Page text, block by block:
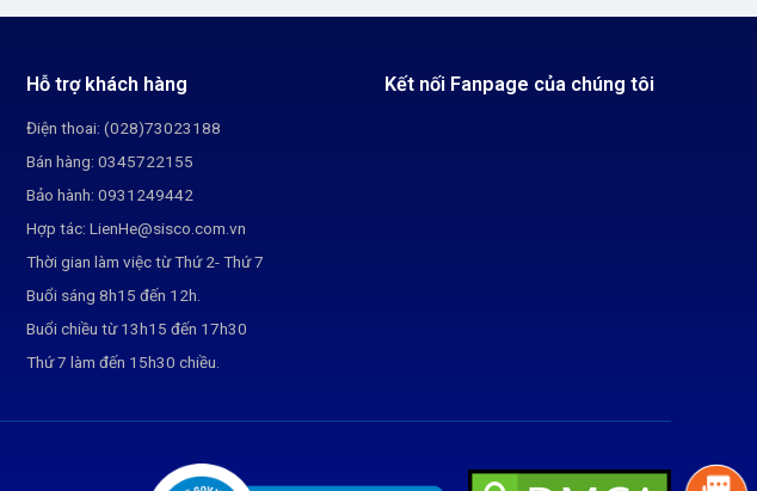
Hỗ trợ khách hàng
Điện thoai: (028)73023188
Bán hàng: 0345722155
Bảo hành: 0931249442
Hợp tác: LienHe@sisco.com.vn
Thời gian làm việc từ Thứ 2- Thứ 7
Buổi sáng 8h15 đến 12h.
Buổi chiều từ 13h15 đến 17h30
Thứ 7 làm đến 15h30 chiều.
Kết nối Fanpage của chúng tôi